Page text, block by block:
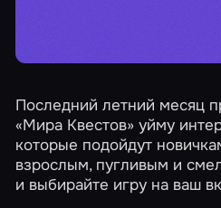
Последний летний месяц
«Мира Квестов» уйму
которые подойдут
взрослым, пугливым и
и выбирайте игру на ваш